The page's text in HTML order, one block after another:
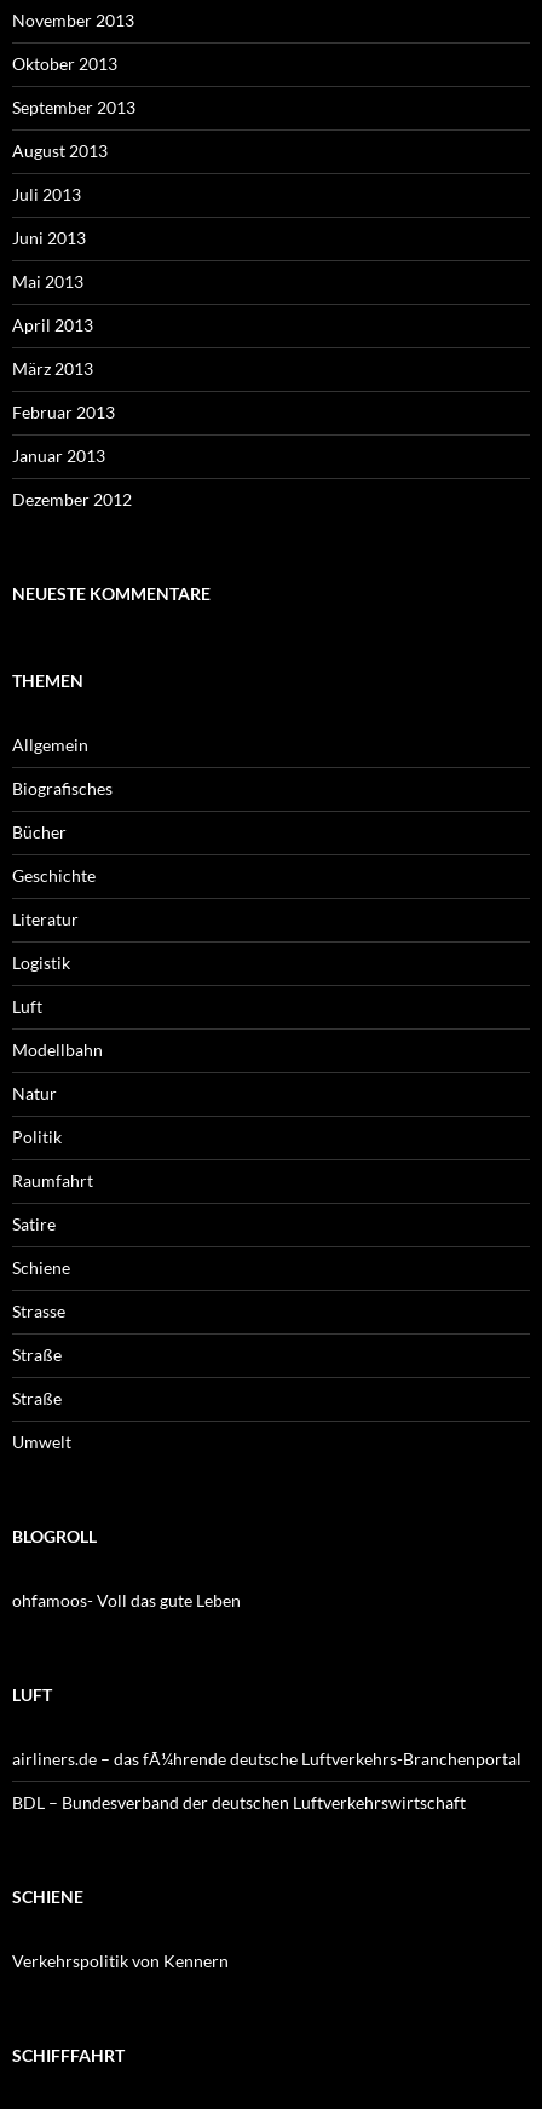
November 2013
Oktober 2013
September 2013
August 2013
Juli 2013
Juni 2013
Mai 2013
April 2013
März 2013
Februar 2013
Januar 2013
Dezember 2012
NEUESTE KOMMENTARE
THEMEN
Allgemein
Biografisches
Bücher
Geschichte
Literatur
Logistik
Luft
Modellbahn
Natur
Politik
Raumfahrt
Satire
Schiene
Strasse
Straße
Straße
Umwelt
BLOGROLL
ohfamoos- Voll das gute Leben
LUFT
airliners.de – das fÃ¼hrende deutsche Luftverkehrs-Branchenportal
BDL – Bundesverband der deutschen Luftverkehrswirtschaft
SCHIENE
Verkehrspolitik von Kennern
SCHIFFFAHRT